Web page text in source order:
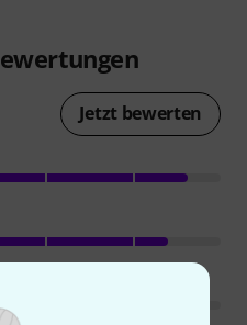
Jetzt bewerten